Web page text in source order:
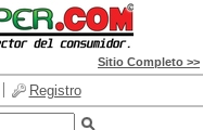
Sitio Completo >>
Registro